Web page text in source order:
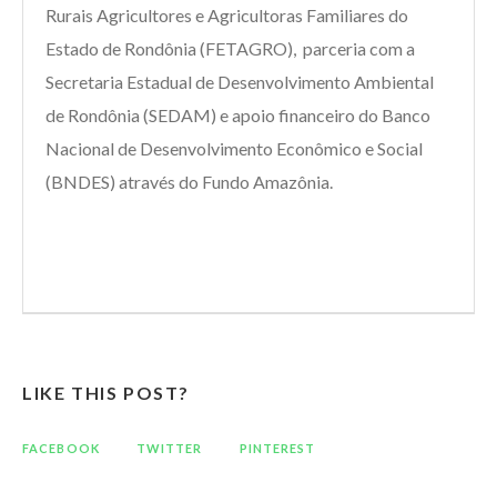
Rurais Agricultores e Agricultoras Familiares do
Estado de Rondônia (FETAGRO), parceria com a
Secretaria Estadual de Desenvolvimento Ambiental
de Rondônia (SEDAM) e apoio financeiro do Banco
Nacional de Desenvolvimento Econômico e Social
(BNDES) através do Fundo Amazônia.
LIKE THIS POST?
FACEBOOK TWITTER PINTEREST